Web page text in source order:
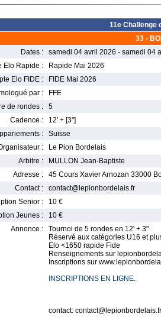
11e Challenge
33 -
Dates :
samedi 04 avril 2026 - samedi 04
Elo Rapide :
Rapide Mai 2026
Elo FIDE :
FIDE Mai 2026
par :
FFE
de rondes :
5
Cadence :
12' + [3'']
:
Suisse
:
Le Pion Bordelais
Arbitre :
MULLON Jean-Baptiste
Adresse :
45 Cours Xavier Arnozan 33000
Contact :
contact@lepionbordelais.fr
Senior :
10 €
Jeunes :
10 €
Annonce :
Tournoi de 5 rondes en 12' + 3"
Réservé aux catégories U16 et
Elo <1650 rapide Fide
Renseignements sur
Inscriptions sur
INSCRIPTIONS EN LIGNE.
contact: contact@lepionbordelais.fr